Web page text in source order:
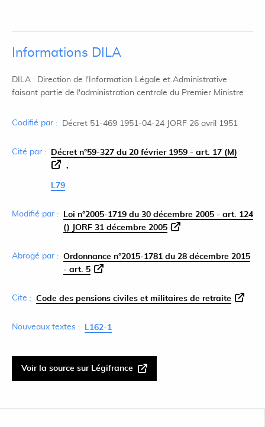
Informations DILA
DILA : Direction de l'Information Légale et Administrative
faisant partie de l'administration centrale du Premier Ministre
Codifié par : Décret 51-469 1951-04-24 JORF 26 avril 1951
Cité par : Décret n°59-327 du 20 février 1959 - art. 17 (M)
L79
Modifié par :
Loi n°2005-1719 du 30 décembre 2005 - art. 124
() JORF 31 décembre 2005
Abrogé par : Ordonnance n°2015-1781 du 28 décembre 2015
- art. 5
Cite : Code des pensions civiles et militaires de retraite
Nouveaux textes : L162-1
Voir la source sur Légifrance